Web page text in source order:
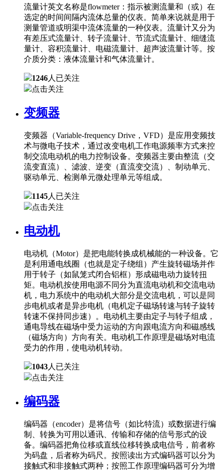
流量计英文名称是flowmeter：指示被测流量和（或）在
选定的时间间隔内流体总量的仪表。简单来说就是用于
测量管道或明渠中流体流量的一种仪表。流量计又分为
有差压式流量计、转子流量计、节流式流量计、细缝流
量计、容积流量计、电磁流量计、超声波流量计等。按
介质分类：液体流量计和气体流量计。
1246人已关注
点击关注
变频器
变频器（Variable-frequency Drive，VFD）是应用变频技
术与微电子技术，通过改变电机工作电源频率方式来控
制交流电动机的电力控制设备。变频器主要由整流（交
流变直流）、滤波、逆变（直流变交流）、制动单元、
驱动单元、检测单元微处理单元等组成。
1145人已关注
点击关注
电动机
电动机（Motor）是把电能转换成机械能的一种设备。它
是利用通电线圈（也就是定子绕组）产生旋转磁场并作
用于转子（如鼠笼式闭合铝框）形成磁电动力旋转扭
矩。电动机按使用电源不同分为直流电动机和交流电动
机，电力系统中的电动机大部分是交流电机，可以是同
步电机或者是异步电机（电机定子磁场转速与转子旋转
转速不保持同步速）。电动机主要由定子与转子组成，
通电导线在磁场中受力运动的方向跟电流方向和磁感线
（磁场方向）方向有关。电动机工作原理是磁场对电流
受力的作用，使电动机转动。
1043人已关注
点击关注
编码器
编码器（encoder）是将信号（如比特流）或数据进行编
制、转换为可用以通讯、传输和存储的信号形式的设
备。编码器把角位移或直线位移转换成电信号，前者称
为码盘，后者称为码尺。按照读出方式编码器可以分为
接触式和非接触式两种；按照工作原理编码器可分为增